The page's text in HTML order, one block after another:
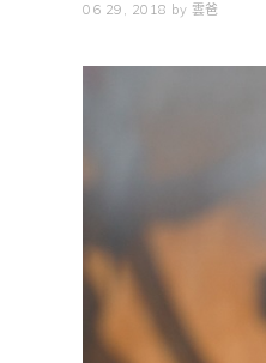
06 29, 2018 by 雲爸